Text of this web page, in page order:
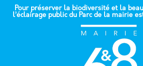
7 rue de la Guadeloupe -
École maternelle FIOLLE
Pour préserver la biodiversité et la
l’éclairage public du Parc de la mairie